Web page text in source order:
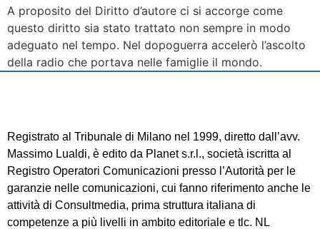
A proposito del Diritto d’autore ci si accorge come
questo diritto sia stato trattato non sempre in modo
adeguato nel tempo. Nel dopoguerra accelerò l’ascolto
della radio che portava nelle famiglie il mondo.
Registrato al Tribunale di Milano nel 1999, diretto dall’avv.
Massimo Lualdi, è edito da Planet s.r.l., società iscritta al
Registro Operatori Comunicazioni presso l’Autorità per le
garanzie nelle comunicazioni, cui fanno riferimento anche le
attività di Consultmedia, prima struttura italiana di
competenze a più livelli in ambito editoriale e tlc. NL